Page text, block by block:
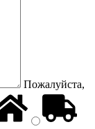
Пожалуйста,